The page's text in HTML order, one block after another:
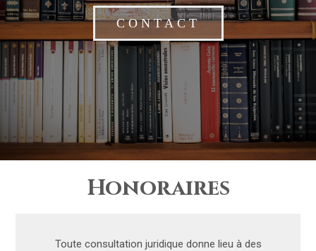
CONTACT
Honoraires
Toute consultation juridique donne lieu à des